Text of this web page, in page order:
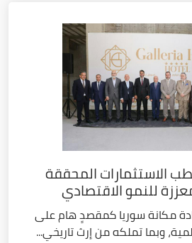
الاستثمارات المحققة
للنمو الاقتصادي
مكانة سوريا كمقصدٍ هام على
وبما تملكه من إرث تاريخي...